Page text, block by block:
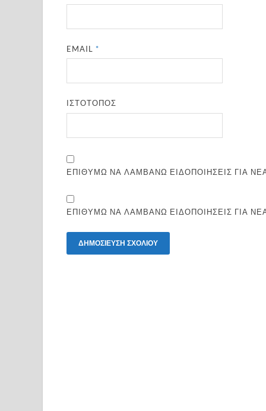
EMAIL*
ΙΣΤΌΤΟΠΟΣ
ΕΠΙΘΥΜΏ ΝΑ ΛΑΜΒΆΝΩ ΕΙΔΟΠΟΙΉΣΕΙΣ ΓΙΑ
ΕΠΙΘΥΜΏ ΝΑ ΛΑΜΒΆΝΩ ΕΙΔΟΠΟΙΉΣΕΙΣ ΓΙΑ